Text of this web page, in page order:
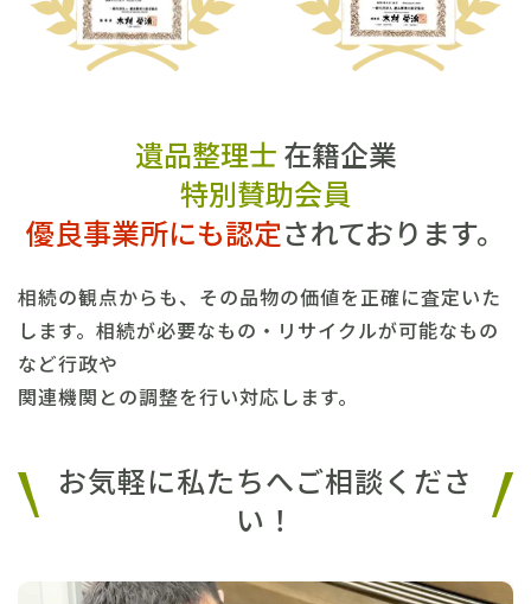
遺品整理士 在籍企業
特別賛助会員
優良事業所にも認定されております。
相続の観点からも、その品物の価値を正確に査定いた
します。相続が必要なもの・リサイクルが可能なもの
など行政や
関連機関との調整を行い対応します。
お気軽に私たちへご相談くださ
い！